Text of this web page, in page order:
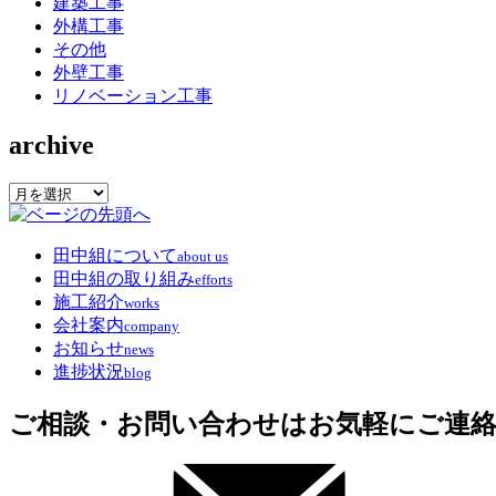
外構工事
その他
外壁工事
リノベーション工事
archive
archive
田中組についてabout us
田中組の取り組みefforts
施工紹介works
会社案内company
お知らせnews
進捗状況blog
ご相談・お問い合わせはお気軽にご連